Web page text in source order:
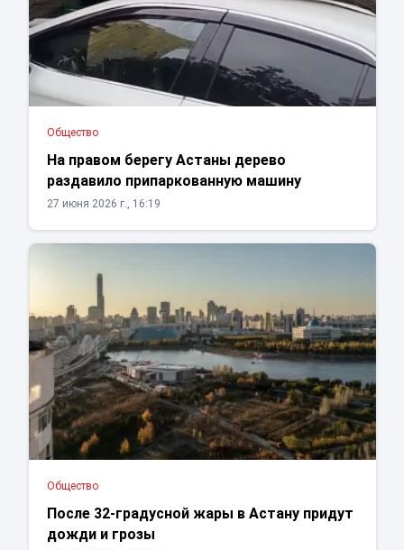
Общество
На правом берегу Астаны дерево
раздавило припаркованную машину
27 июня 2026 г., 16:19
Общество
После 32-градусной жары в Астану придут
дожди и грозы